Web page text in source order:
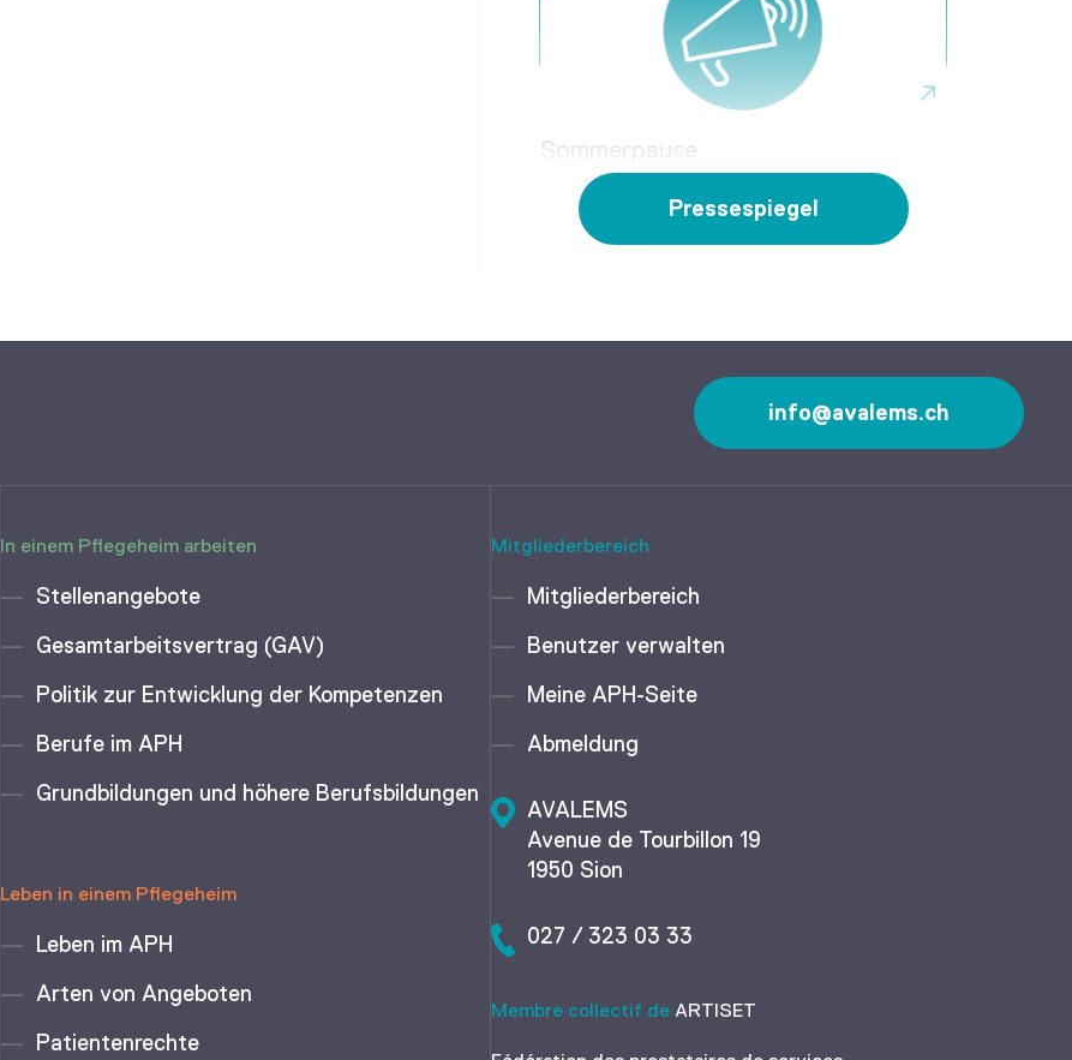
Sommerpause
Pressespiegel
info@avalems.ch
In einem Pflegeheim arbeiten
Stellenangebote
Gesamtarbeitsvertrag (GAV)
Politik zur Entwicklung der Kompetenzen
Berufe im APH
Grundbildungen und höhere Berufsbildungen
Leben in einem Pflegeheim
Leben im APH
Arten von Angeboten
Patientenrechte
Mitgliederbereich
Mitgliederbereich
Benutzer verwalten
Meine APH-Seite
Abmeldung
AVALEMS
Avenue de Tourbillon 19
1950 Sion
027 / 323 03 33
Membre collectif de ARTISET